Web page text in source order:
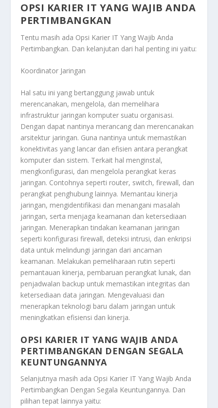
OPSI KARIER IT YANG WAJIB ANDA
PERTIMBANGKAN
Tentu masih ada Opsi Karier IT Yang Wajib Anda
Pertimbangkan. Dan kelanjutan dari hal penting ini yaitu:
Koordinator Jaringan
Hal satu ini yang bertanggung jawab untuk
merencanakan, mengelola, dan memelihara
infrastruktur jaringan komputer suatu organisasi.
Dengan dapat nantinya merancang dan merencanakan
arsitektur jaringan. Guna nantinya untuk memastikan
konektivitas yang lancar dan efisien antara perangkat
komputer dan sistem. Terkait hal menginstal,
mengkonfigurasi, dan mengelola perangkat keras
jaringan. Contohnya seperti router, switch, firewall, dan
perangkat penghubung lainnya. Memantau kinerja
jaringan, mengidentifikasi dan menangani masalah
jaringan, serta menjaga keamanan dan ketersediaan
jaringan. Menerapkan tindakan keamanan jaringan
seperti konfigurasi firewall, deteksi intrusi, dan enkripsi
data untuk melindungi jaringan dari ancaman
keamanan. Melakukan pemeliharaan rutin seperti
pemantauan kinerja, pembaruan perangkat lunak, dan
penjadwalan backup untuk memastikan integritas dan
ketersediaan data jaringan. Mengevaluasi dan
menerapkan teknologi baru dalam jaringan untuk
meningkatkan efisiensi dan kinerja.
OPSI KARIER IT YANG WAJIB ANDA
PERTIMBANGKAN DENGAN SEGALA
KEUNTUNGANNYA
Selanjutnya masih ada Opsi Karier IT Yang Wajib Anda
Pertimbangkan Dengan Segala Keuntungannya. Dan
pilihan tepat lainnya yaitu: